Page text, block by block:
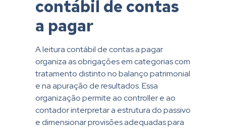
contábil de contas
a pagar
A leitura contábil de contas a pagar
organiza as obrigações em categorias com
tratamento distinto no balanço patrimonial
e na apuração de resultados. Essa
organização permite ao controller e ao
contador interpretar a estrutura do passivo
e dimensionar provisões adequadas para